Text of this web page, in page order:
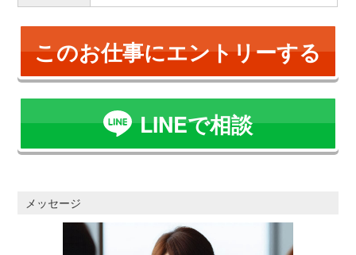
このお仕事にエントリーする
LINEで相談
メッセージ